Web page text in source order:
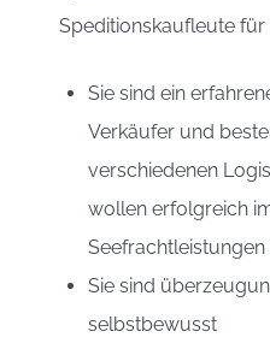
Speditionskaufleute für
Sie sind ein
Verkäufer und
verschiedenen
wollen erfolgreich
Sie sind
selbstbewusst